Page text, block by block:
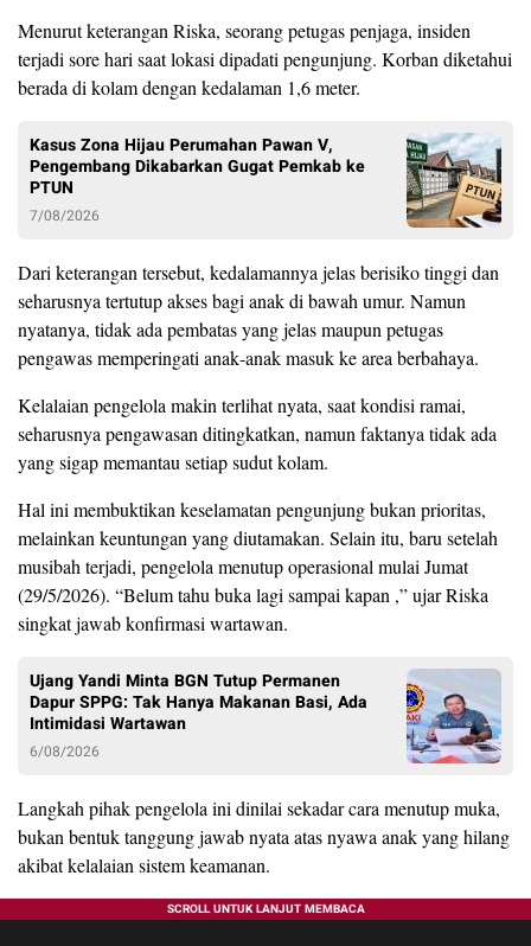
Menurut keterangan Riska, seorang petugas penjaga, insiden
terjadi sore hari saat lokasi dipadati pengunjung. Korban diketahui
berada di kolam dengan kedalaman 1,6 meter.
Kasus Zona Hijau Perumahan Pawan V,
Pengembang Dikabarkan Gugat Pemkab ke
PTUN
7/08/2026
Dari keterangan tersebut, kedalamannya jelas berisiko tinggi dan
seharusnya tertutup akses bagi anak di bawah umur. Namun
nyatanya, tidak ada pembatas yang jelas maupun petugas
pengawas memperingati anak‑anak masuk ke area berbahaya.
Kelalaian pengelola makin terlihat nyata, saat kondisi ramai,
seharusnya pengawasan ditingkatkan, namun faktanya tidak ada
yang sigap memantau setiap sudut kolam.
Hal ini membuktikan keselamatan pengunjung bukan prioritas,
melainkan keuntungan yang diutamakan. Selain itu, baru setelah
musibah terjadi, pengelola menutup operasional mulai Jumat
(29/5/2026). “Belum tahu buka lagi sampai kapan ,” ujar Riska
singkat jawab konfirmasi wartawan.
Ujang Yandi Minta BGN Tutup Permanen
Dapur SPPG: Tak Hanya Makanan Basi, Ada
Intimidasi Wartawan
6/08/2026
Langkah pihak pengelola ini dinilai sekadar cara menutup muka,
bukan bentuk tanggung jawab nyata atas nyawa anak yang hilang
akibat kelalaian sistem keamanan.